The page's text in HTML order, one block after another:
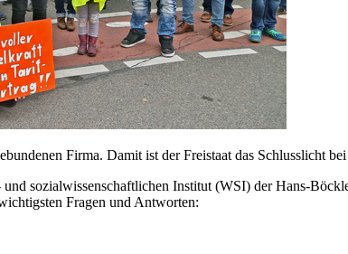
Firma. Damit ist der Freistaat das Schlusslicht
sozialwissenschaftlichen Institut (WSI) der Hans-
Fragen und Antworten: